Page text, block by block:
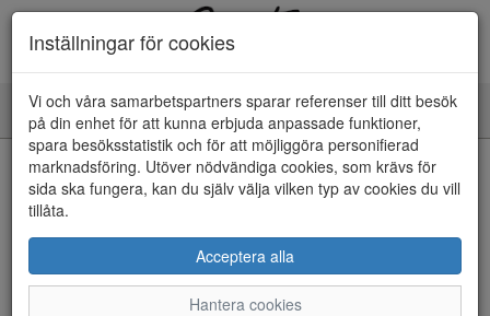
Toggle
navigation
Visa filter
Varumärke: Legero
Rensa
20 artiklar hittade
Inställningar för cookies
Vi och våra samarbetspartners sparar referenser till ditt besök
på din enhet för att kunna erbjuda anpassade funktioner,
spara besöksstatistik och för att möjliggöra personifierad
marknadsföring. Utöver nödvändiga cookies, som krävs för
sida ska fungera, kan du själv välja vilken typ av cookies du vill
tillåta.
Acceptera alla
Hantera cookies